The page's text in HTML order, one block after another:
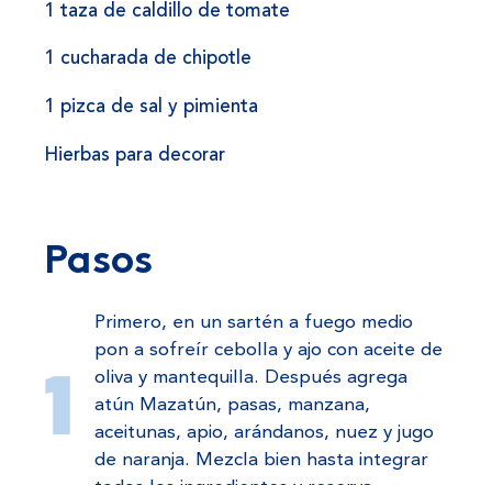
1 taza de caldillo de tomate
1 cucharada de chipotle
1 pizca de sal y pimienta
Hierbas para decorar
Pasos
Primero, en un sartén a fuego medio
pon a sofreír cebolla y ajo con aceite de
oliva y mantequilla. Después agrega
atún Mazatún, pasas, manzana,
aceitunas, apio, arándanos, nuez y jugo
de naranja. Mezcla bien hasta integrar